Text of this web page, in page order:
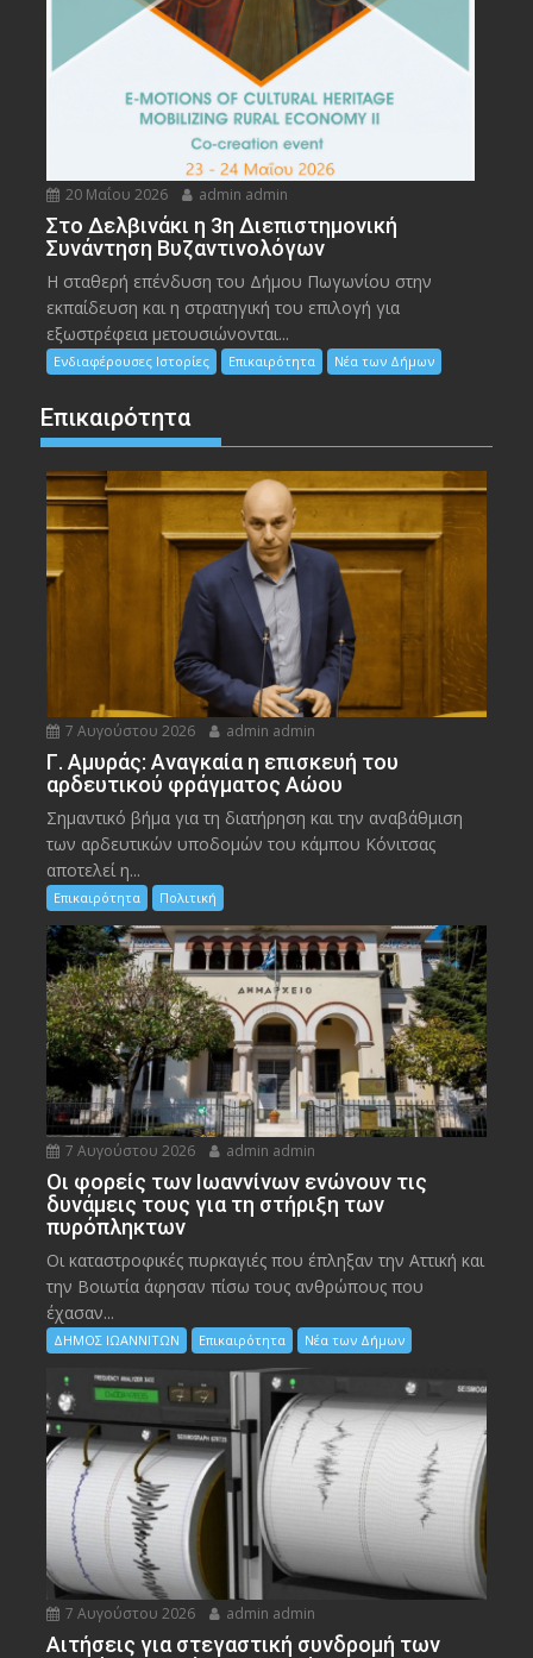
20 Μαΐου 2026 admin admin
Στο Δελβινάκι η 3η Διεπιστημονική
Συνάντηση Βυζαντινολόγων
Η σταθερή επένδυση του Δήμου Πωγωνίου στην
εκπαίδευση και η στρατηγική του επιλογή για
εξωστρέφεια μετουσιώνονται...
Ενδιαφέρουσες Ιστορίες Επικαιρότητα Νέα των Δήμων
Επικαιρότητα
7 Αυγούστου 2026 admin admin
Γ. Αμυράς: Αναγκαία η επισκευή του
αρδευτικού φράγματος Αώου
Σημαντικό βήμα για τη διατήρηση και την αναβάθμιση
των αρδευτικών υποδομών του κάμπου Κόνιτσας
αποτελεί η...
Επικαιρότητα Πολιτική
7 Αυγούστου 2026 admin admin
Οι φορείς των Ιωαννίνων ενώνουν τις
δυνάμεις τους για τη στήριξη των
πυρόπληκτων
Οι καταστροφικές πυρκαγιές που έπληξαν την Αττική και
την Bοιωτία άφησαν πίσω τους ανθρώπους που
έχασαν...
ΔΗΜΟΣ ΙΩΑΝΝΙΤΩΝ Επικαιρότητα Νέα των Δήμων
7 Αυγούστου 2026 admin admin
Αιτήσεις για στεγαστική συνδρομή των